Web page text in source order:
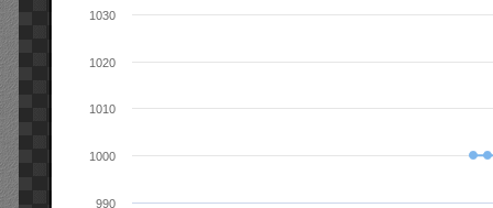
990
1000
1010
1020
1030